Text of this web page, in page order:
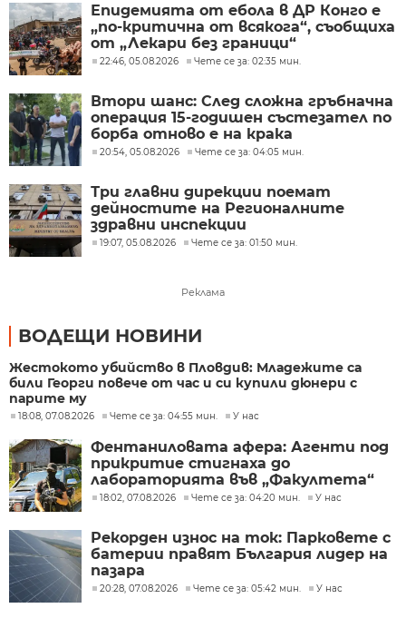
Епидемията от ебола в ДР Конго е
„по-критична от всякога“, съобщиха
от „Лекари без граници“
22:46, 05.08.2026 Чете се за: 02:35 мин.
Втори шанс: След сложна гръбначна
операция 15-годишен състезател по
борба отново е на крака
20:54, 05.08.2026 Чете се за: 04:05 мин.
Три главни дирекции поемат
дейностите на Регионалните
здравни инспекции
19:07, 05.08.2026 Чете се за: 01:50 мин.
Реклама
ВОДЕЩИ НОВИНИ
Жестокото убийство в Пловдив: Младежите са
били Георги повече от час и си купили дюнери с
парите му
18:08, 07.08.2026 Чете се за: 04:55 мин. У нас
Фентаниловата афера: Агенти под
прикритие стигнаха до
лабораторията във „Факултета“
18:02, 07.08.2026 Чете се за: 04:20 мин. У нас
Рекорден износ на ток: Парковете с
батерии правят България лидер на
пазара
20:28, 07.08.2026 Чете се за: 05:42 мин. У нас